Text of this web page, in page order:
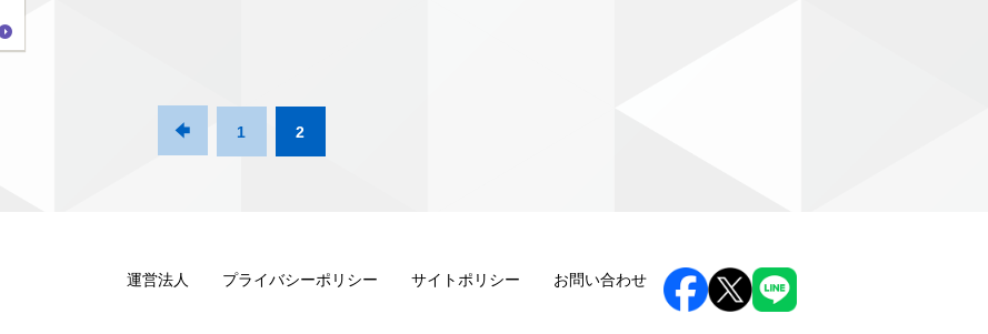
 1 2
運営法人 プライバシーポリシー サイトポリシー お問い合わせ